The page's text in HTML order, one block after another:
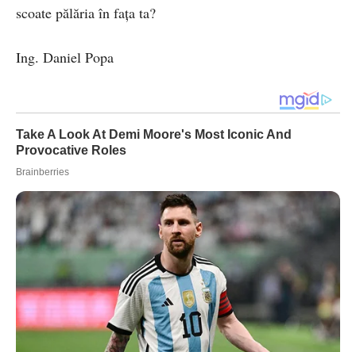
scoate pălăria în fața ta?
Ing. Daniel Popa